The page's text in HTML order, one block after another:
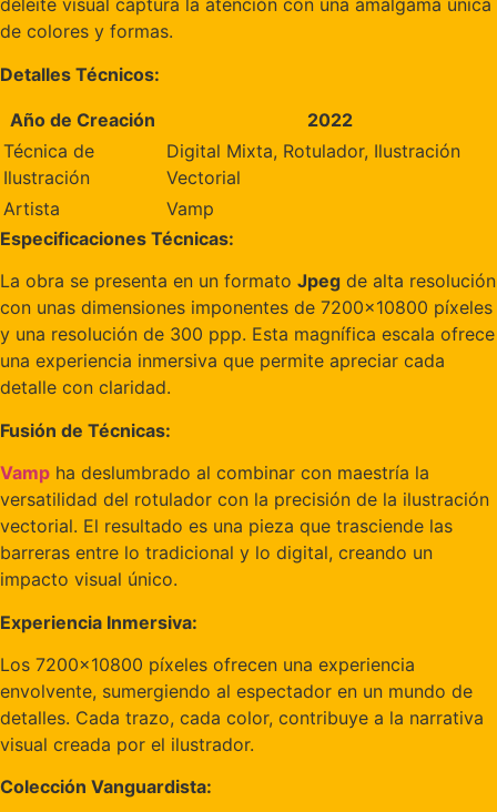
deleite visual captura la atención con una amalgama única
de colores y formas.
Detalles Técnicos:
Año de Creación
2022
Técnica de
Ilustración
Digital Mixta, Rotulador, Ilustración
Vectorial
Artista
Vamp
Especificaciones Técnicas:
La obra se presenta en un formato Jpeg de alta resolución
con unas dimensiones imponentes de 7200×10800 píxeles
y una resolución de 300 ppp. Esta magnífica escala ofrece
una experiencia inmersiva que permite apreciar cada
detalle con claridad.
Fusión de Técnicas:
Vamp ha deslumbrado al combinar con maestría la
versatilidad del rotulador con la precisión de la ilustración
vectorial. El resultado es una pieza que trasciende las
barreras entre lo tradicional y lo digital, creando un
impacto visual único.
Experiencia Inmersiva:
Los 7200×10800 píxeles ofrecen una experiencia
envolvente, sumergiendo al espectador en un mundo de
detalles. Cada trazo, cada color, contribuye a la narrativa
visual creada por el ilustrador.
Colección Vanguardista: